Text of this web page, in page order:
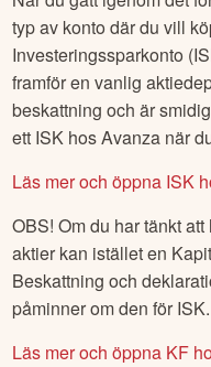
typ av konto där du vill
Investeringssparkonto
framför en vanlig
beskattning och är
ett ISK hos Avanza när
Läs mer och öppna ISK
OBS! Om du har tänkt
aktier kan istället en
Beskattning och
påminner om den för ISK.
Läs mer och öppna KF